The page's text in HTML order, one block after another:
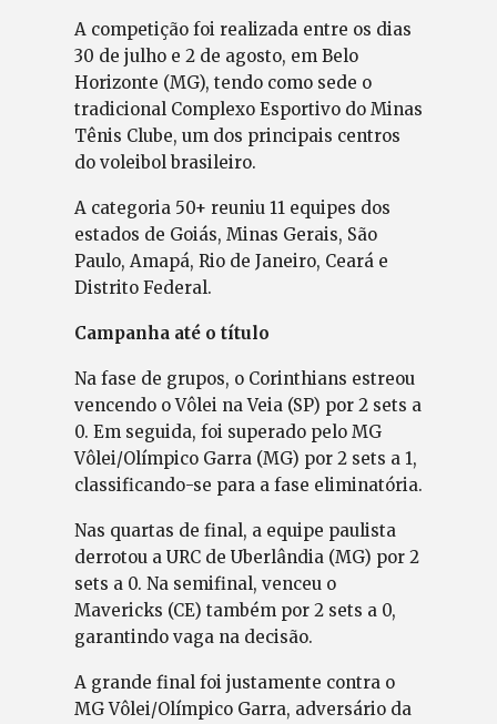
A competição foi realizada entre os dias
30 de julho e 2 de agosto, em Belo
Horizonte (MG), tendo como sede o
tradicional Complexo Esportivo do Minas
Tênis Clube, um dos principais centros
do voleibol brasileiro.
A categoria 50+ reuniu 11 equipes dos
estados de Goiás, Minas Gerais, São
Paulo, Amapá, Rio de Janeiro, Ceará e
Distrito Federal.
Campanha até o título
Na fase de grupos, o Corinthians estreou
vencendo o Vôlei na Veia (SP) por 2 sets a
0. Em seguida, foi superado pelo MG
Vôlei/Olímpico Garra (MG) por 2 sets a 1,
classificando-se para a fase eliminatória.
Nas quartas de final, a equipe paulista
derrotou a URC de Uberlândia (MG) por 2
sets a 0. Na semifinal, venceu o
Mavericks (CE) também por 2 sets a 0,
garantindo vaga na decisão.
A grande final foi justamente contra o
MG Vôlei/Olímpico Garra, adversário da